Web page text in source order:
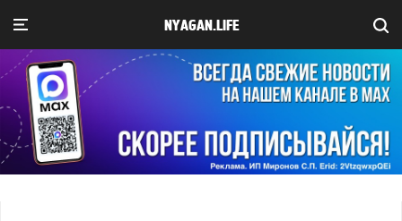
NYAGAN.LIFE